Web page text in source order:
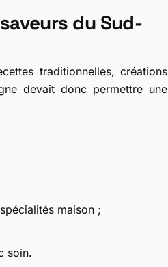
du Sud-
traditionnelles, créations
devait donc permettre une
maison ;
soin.